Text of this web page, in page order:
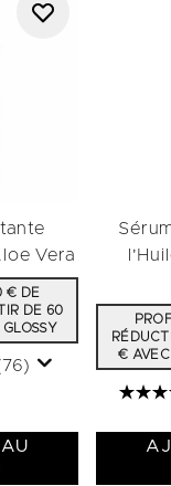
Vera
€ DE
DE 60
€ AVEC